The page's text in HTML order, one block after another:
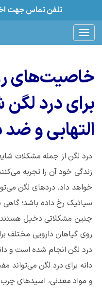
02122895266:تلفن تماس
خاصیت‌های
برای درد
التهابی و ضد
درد لگن از جمله مشکلات
زندگی خود آن را تجربه
خواهد داد. دردهای لگن
سیاتیک رخ داده باشد؛ گاهی
چنین مشکلاتی دخیل
روی گیاهان دارویی مختلف
درد لگن انجام شده است و
دانه برای درد لگن می‌تواند
و مواد معدنی، اسید‌های